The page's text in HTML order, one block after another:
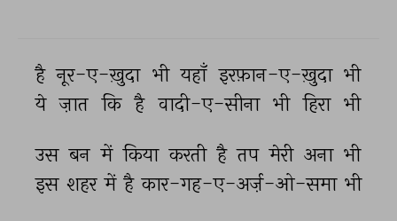
है नूर-ए-ख़ुदा भी यहाँ इरफ़ान-ए-ख़ुदा भी
ये ज़ात कि है वादी-ए-सीना भी हिरा भी
उस बन में किया करती है तप मेरी अना भी
इस शहर में है कार-गह-ए-अर्ज़-ओ-समा भी